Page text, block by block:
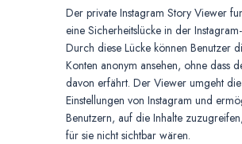
Der private Instagram Story Viewer
eine Sicherheitslücke in der
Durch diese Lücke können Benutzer
Konten anonym ansehen, ohne dass
davon erfährt. Der Viewer umgeht
Einstellungen von Instagram und
Benutzern, auf die Inhalte
für sie nicht sichtbar wären.